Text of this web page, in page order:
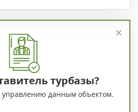
турбазы?
управлению данным объектом.